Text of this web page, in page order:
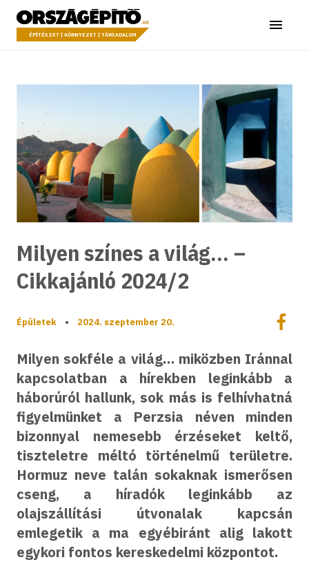
a tartalomhoz
Országépítő
ÉPÍTÉSZET | KÖRNYEZET | TÁRSADALOM Menü
Milyen színes a világ… –
Cikkajánló 2024/2
Épületek • 2024. szeptember 20.
Milyen sokféle a világ… miközben Iránnal
kapcsolatban a hírekben leginkább a
háborúról hallunk, sok más is felhívhatná
figyelmünket a Perzsia néven minden
bizonnyal nemesebb érzéseket keltő,
tiszteletre méltó történelmű területre.
Hormuz neve talán sokaknak ismerősen
cseng, a híradók leginkább az
olajszállítási útvonalak kapcsán
emlegetik a ma egyébiránt alig lakott
egykori fontos kereskedelmi központot.